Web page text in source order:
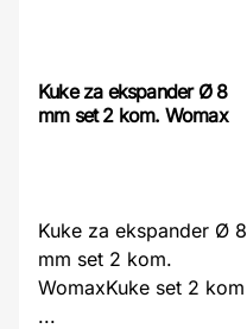
Kuke za ekspander Ø 8
mm set 2 kom. Womax
Kuke za ekspander Ø 8
mm set 2 kom.
WomaxKuke set 2 kom
...